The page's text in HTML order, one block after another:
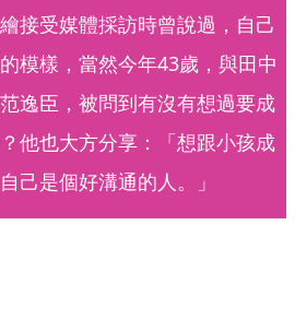
接受媒體採訪時曾說過，自己
模樣，當然今年43歲，與田中
逸臣，被問到有沒有想過要成
他也大方分享：「想跟小孩成
己是個好溝通的人。」